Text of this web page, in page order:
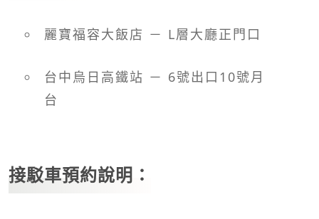
麗寶福容大飯店 － L層大廳正門口
台中烏日高鐵站 － 6號出口10號月
台
接駁車預約說明：